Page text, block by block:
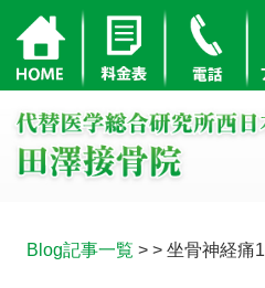
Blog記事一覧 > > 坐骨神経痛1